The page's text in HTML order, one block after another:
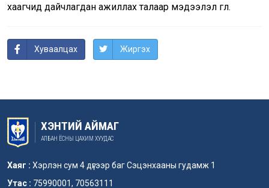
хаагчид дайчлагдан ажиллах талаар мэдээлэл өглөө.
Хуваалцах Жиргэх
ХЭНТИЙ АЙМАГ
АЛБАН ЁСНЫ ЦАХИМ ХУУДАС
Хаяг : Хэрлэн сум 4 дүгээр баг Сэцэнхааны гудамж 1
Утас : 75990001, 70563111